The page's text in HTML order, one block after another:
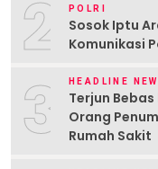
2 POLRI
Sosok Iptu
Komunikasi
3 HEADLINE
Terjun
Orang
Rumah Sakit